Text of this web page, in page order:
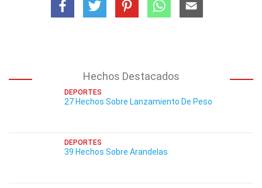
Hechos Destacados
DEPORTES
27 Hechos Sobre Lanzamiento De Peso
DEPORTES
39 Hechos Sobre Arandelas